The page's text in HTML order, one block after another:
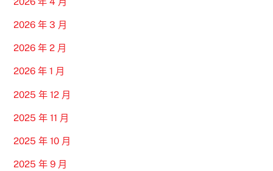
2026 年 3 月
2026 年 2 月
2026 年 1 月
2025 年 12 月
2025 年 11 月
2025 年 10 月
2025 年 9 月